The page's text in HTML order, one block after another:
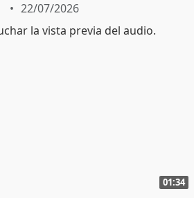
22/07/2026
01:34